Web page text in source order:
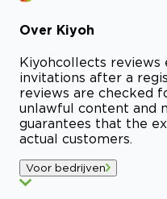
Over Kiyoh
Kiyohcollects reviews
invitations after a
reviews are checked
unlawful content and
guarantees that the
actual customers.
Voor bedrijven